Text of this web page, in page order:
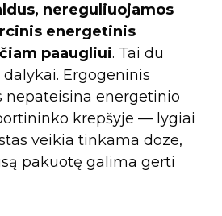
nereguliuojamos
energetinis
paaugliui. Tai du
Ergogeninis
nepateisina energetinio
krepšyje — lygiai
veikia tinkama doze,
pakuotę galima gerti